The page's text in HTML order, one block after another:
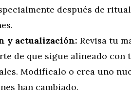
después de
y actualización: Revisa tu
de que sigue alineado con
Modifícalo o crea uno
han cambiado.